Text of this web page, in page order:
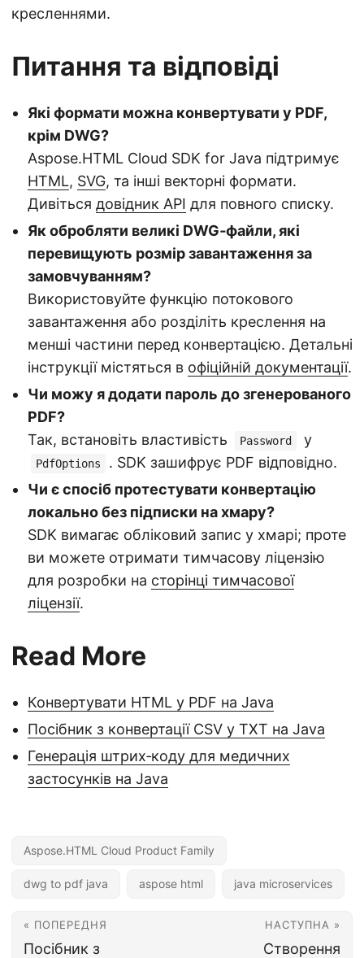
кресленнями.
Питання та відповіді
Які формати можна конвертувати у PDF,
крім DWG?
Aspose.HTML Cloud SDK for Java підтримує
HTML, SVG, та інші векторні формати.
Дивіться довідник API для повного списку.
Як обробляти великі DWG‑файли, які
перевищують розмір завантаження за
замовчуванням?
Використовуйте функцію потокового
завантаження або розділіть креслення на
менші частини перед конвертацією. Детальні
інструкції містяться в офіційній документації.
Чи можу я додати пароль до згенерованого
PDF?
Так, встановіть властивість
Password у
PdfOptions
. SDK зашифрує PDF відповідно.
Чи є спосіб протестувати конвертацію
локально без підписки на хмару?
SDK вимагає обліковий запис у хмарі; проте
ви можете отримати тимчасову ліцензію
для розробки на сторінці тимчасової
ліцензії.
Read More
Конвертувати HTML у PDF на Java
Посібник з конвертації CSV у TXT на Java
Генерація штрих‑коду для медичних
застосунків на Java
Aspose.HTML Cloud Product Family
dwg to pdf java aspose html java microservices
« ПОПЕРЕДНЯ
Посібник з
НАСТУПНА »
Створення